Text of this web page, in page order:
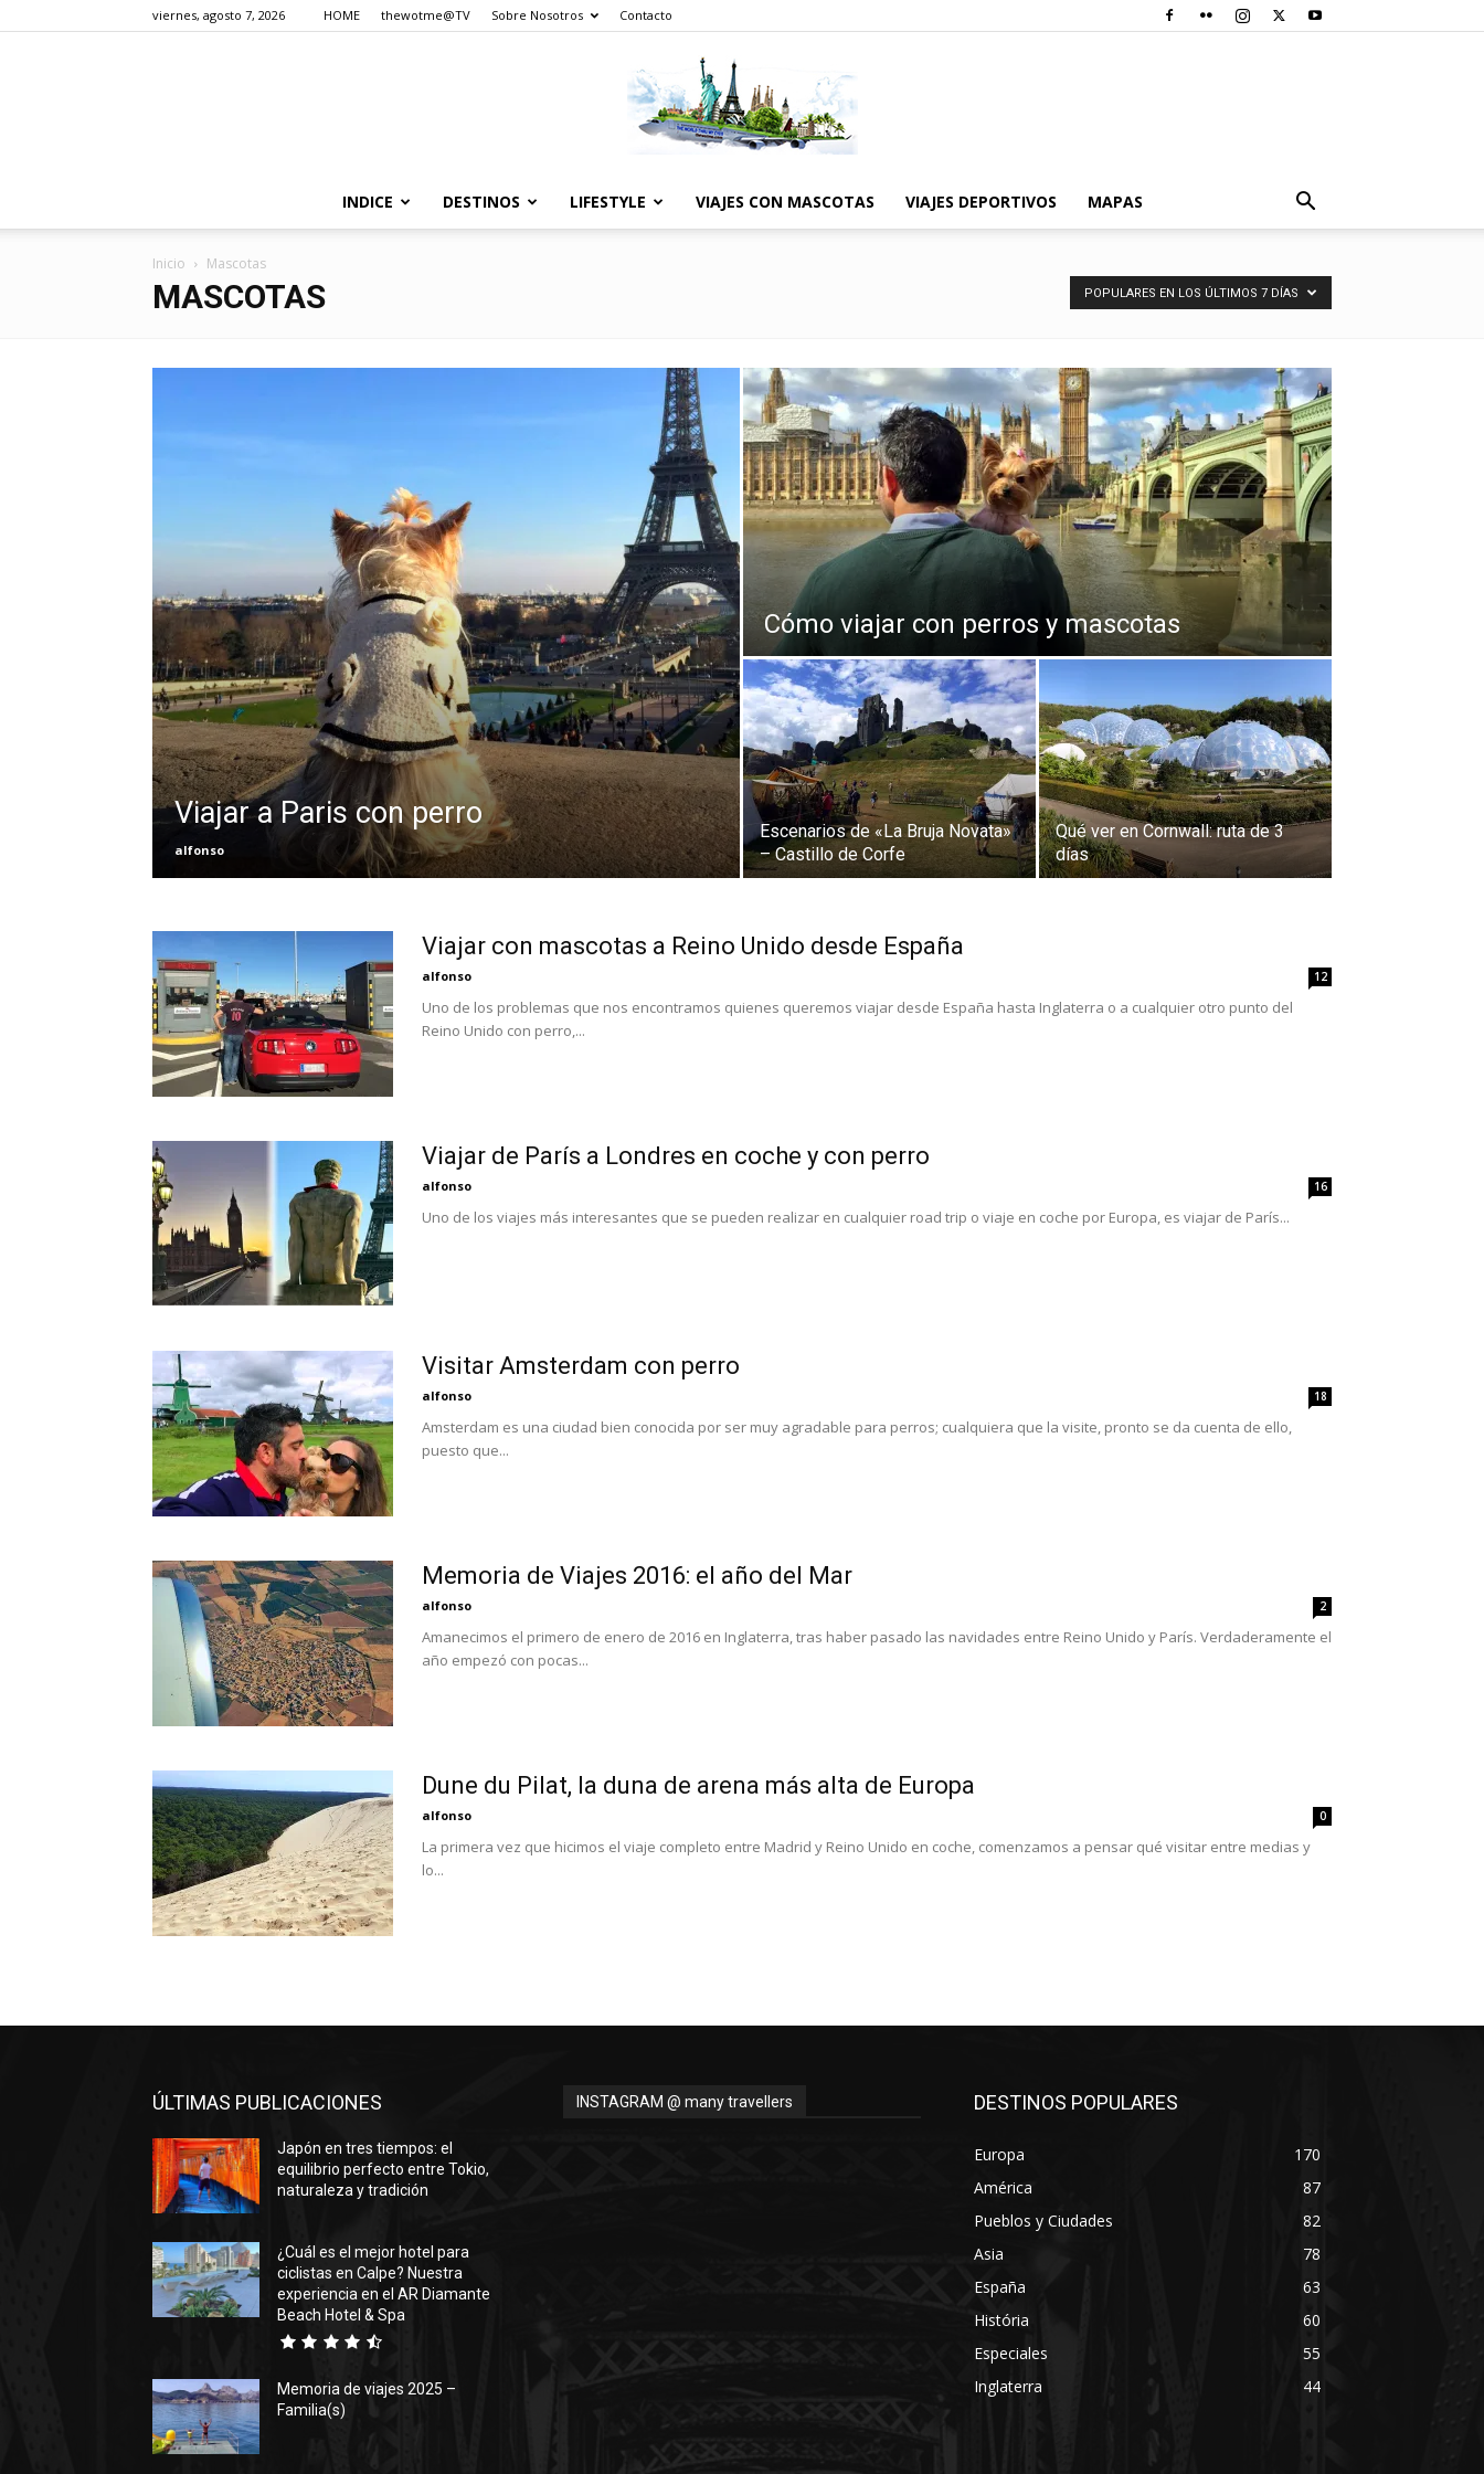
viernes, agosto 7, 2026 HOME thewotme@TV Sobre Nosotros Contacto
The
World
Thru
My
Eyes
INDICE DESTINOS LIFESTYLE VIAJES CON MASCOTAS VIAJES DEPORTIVOS MAPAS
Inicio Mascotas
MASCOTAS POPULARES EN LOS ÚLTIMOS 7 DÍAS
Viajar a Paris con perro
alfonso
Cómo viajar con perros y mascotas
Escenarios de «La Bruja Novata»
– Castillo de Corfe
Qué ver en Cornwall: ruta de 3
días
Viajar con mascotas a Reino Unido desde España
alfonso 12
Uno de los problemas que nos encontramos quienes queremos viajar desde España hasta Inglaterra o a cualquier otro punto del
Reino Unido con perro,...
Viajar de París a Londres en coche y con perro
alfonso 16
Uno de los viajes más interesantes que se pueden realizar en cualquier road trip o viaje en coche por Europa, es viajar de París...
Visitar Amsterdam con perro
alfonso 18
Amsterdam es una ciudad bien conocida por ser muy agradable para perros; cualquiera que la visite, pronto se da cuenta de ello,
puesto que...
Memoria de Viajes 2016: el año del Mar
alfonso 2
Amanecimos el primero de enero de 2016 en Inglaterra, tras haber pasado las navidades entre Reino Unido y París. Verdaderamente el
año empezó con pocas...
Dune du Pilat, la duna de arena más alta de Europa
alfonso 0
La primera vez que hicimos el viaje completo entre Madrid y Reino Unido en coche, comenzamos a pensar qué visitar entre medias y
lo...
ÚLTIMAS PUBLICACIONES
Japón en tres tiempos: el
equilibrio perfecto entre Tokio,
naturaleza y tradición
¿Cuál es el mejor hotel para
ciclistas en Calpe? Nuestra
experiencia en el AR Diamante
Beach Hotel & Spa
Memoria de viajes 2025 –
Familia(s)
INSTAGRAM @ many travellers DESTINOS POPULARES
Europa
170
América
87
Pueblos y Ciudades
82
Asia
78
España
63
História
60
Especiales
55
Inglaterra
44